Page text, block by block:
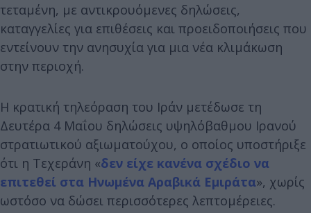
τεταμένη, με αντικρουόμενες δηλώσεις,
καταγγελίες για επιθέσεις και προειδοποιήσεις που
εντείνουν την ανησυχία για μια νέα κλιμάκωση
στην περιοχή.
Η κρατική τηλεόραση του Ιράν μετέδωσε τη
Δευτέρα 4 Μαΐου δηλώσεις υψηλόβαθμου Ιρανού
στρατιωτικού αξιωματούχου, ο οποίος υποστήριξε
ότι η Τεχεράνη «δεν είχε κανένα σχέδιο να
επιτεθεί στα Ηνωμένα Αραβικά Εμιράτα», χωρίς
ωστόσο να δώσει περισσότερες λεπτομέρειες.